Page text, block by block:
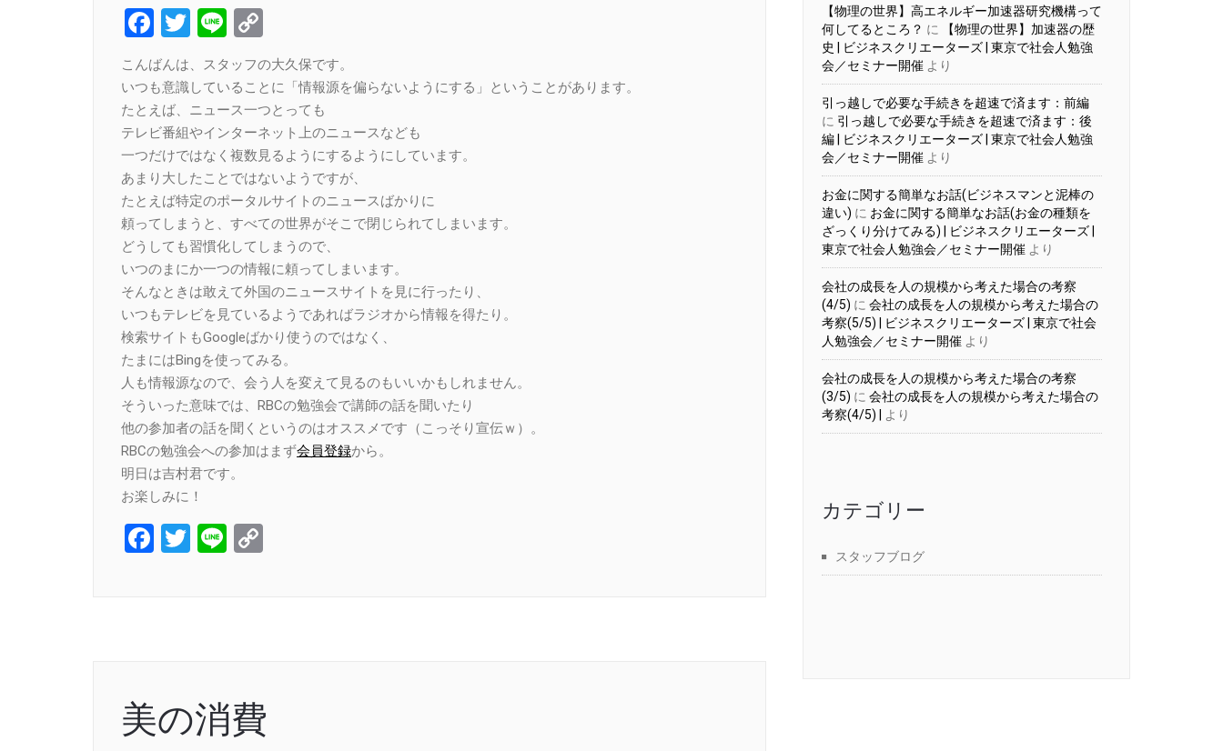
Facebook
Twitter
Line
Link
こんばんは、スタッフの大久保です。
いつも意識していることに「情報源を偏らないようにする」ということがあります。
たとえば、ニュース一つとっても
テレビ番組やインターネット上のニュースなども
一つだけではなく複数見るようにするようにしています。
あまり大したことではないようですが、
たとえば特定のポータルサイトのニュースばかりに
頼ってしまうと、すべての世界がそこで閉じられてしまいます。
どうしても習慣化してしまうので、
いつのまにか一つの情報に頼ってしまいます。
そんなときは敢えて外国のニュースサイトを見に行ったり、
いつもテレビを見ているようであればラジオから情報を得たり。
検索サイトもGoogleばかり使うのではなく、
たまにはBingを使ってみる。
人も情報源なので、会う人を変えて見るのもいいかもしれません。
そういった意味では、RBCの勉強会で講師の話を聞いたり
他の参加者の話を聞くというのはオススメです（こっそり宣伝ｗ）。
RBCの勉強会への参加はまず会員登録から。
明日は吉村君です。
お楽しみに！
Facebook
Twitter
Line
美の消費
【物理の世界】高エネルギー加速器研究機構って
何してるところ？ に
【物理の世界】加速器の歴
史 | ビジネスクリエーターズ | 東京で社会人勉強
会／セミナー開催 より
引っ越しで必要な手続きを超速で済ます：前編
に 引っ越しで必要な手続きを超速で済ます：後
編 | ビジネスクリエーターズ | 東京で社会人勉強
会／セミナー開催 より
お金に関する簡単なお話(ビジネスマンと泥棒の
違い) に お金に関する簡単なお話(お金の種類を
ざっくり分けてみる) | ビジネスクリエーターズ |
東京で社会人勉強会／セミナー開催 より
会社の成長を人の規模から考えた場合の考察
(4/5) に 会社の成長を人の規模から考えた場合の
考察(5/5) | ビジネスクリエーターズ | 東京で社会
人勉強会／セミナー開催 より
会社の成長を人の規模から考えた場合の考察
(3/5) に 会社の成長を人の規模から考えた場合の
考察(4/5) |
より
カテゴリー
スタッフブログ